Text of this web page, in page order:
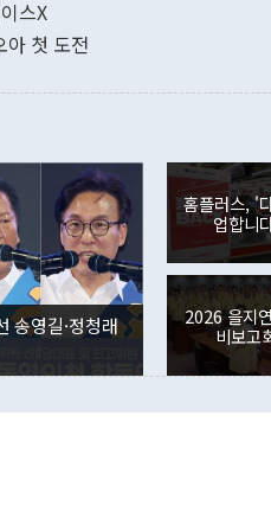
"우리의 선의대로 하는
관은 업무보고 사후 브
이 9월 러시아 블라디
며 "정부 차원에서 (참
은 "그것은 외교부의
잘랐다. 정 장관이 이날
않았다는 점에서 문제
사합의 복원, 4자회담
권이라는 지적이 나오
뒤 "여기 업무보고에 발
부의 한 소식통은 "정
를 거쳐 결정된 사안
련 부처 장관이 정부의
하고 대통령의 면전에
기록했지만 지식재산권
로 전환됐다. 본원소득
는 배당수입이 늘어난
였던 올해 3월(369억
인의 해외투자가 80억
각각 증가했다. 증권투
국인의 국내 주식 투자
감소하며 전월(-310억
경신했다. 외국인의 국
분기 말 만기도래 영향
다. 내국인의 해외 증
다.
스X
아 첫 도전
송영길·정청래
홈플러스, '
업합니
2026 을지
비보고